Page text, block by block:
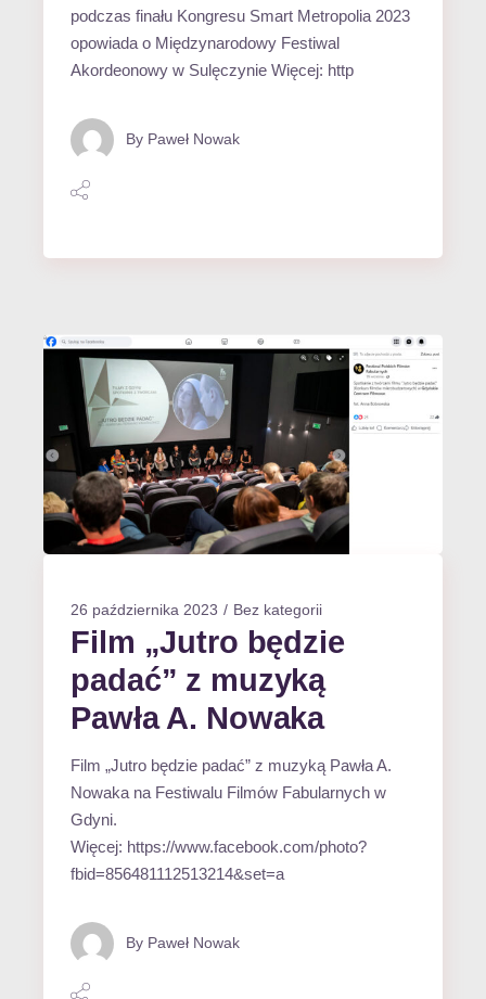
podczas finału Kongresu Smart Metropolia 2023
opowiada o Międzynarodowy Festiwal
Akordeonowy w Sulęczynie Więcej: http
By Paweł Nowak
26 października 2023 Bez kategorii
Film „Jutro będzie
padać” z muzyką
Pawła A. Nowaka
Film „Jutro będzie padać” z muzyką Pawła A.
Nowaka na Festiwalu Filmów Fabularnych w
Gdyni.
Więcej: https://www.facebook.com/photo?
fbid=856481112513214&set=a
By Paweł Nowak